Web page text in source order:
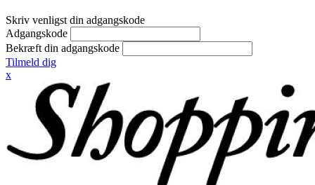
Skriv venligst din adgangskode
Adgangskode
Bekræft din adgangskode
Tilmeld dig
x